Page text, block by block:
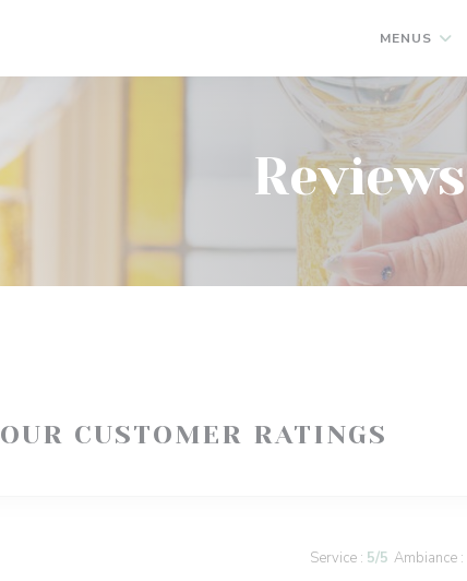
MENUS
Reviews
OUR CUSTOMER RATINGS
Service : 5/5 Ambiance :